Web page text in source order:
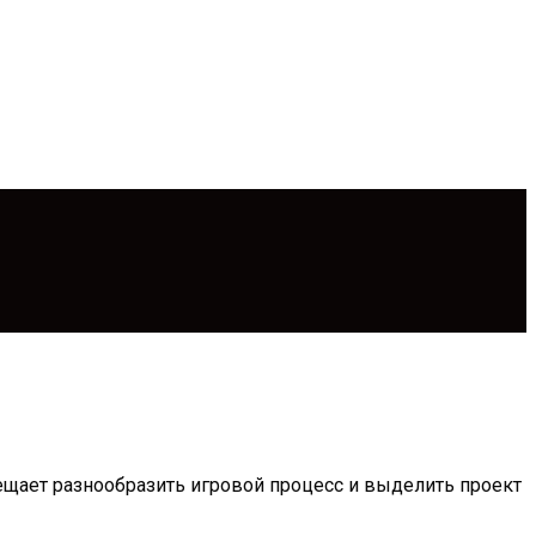
разнообразить игровой процесс и выделить проект